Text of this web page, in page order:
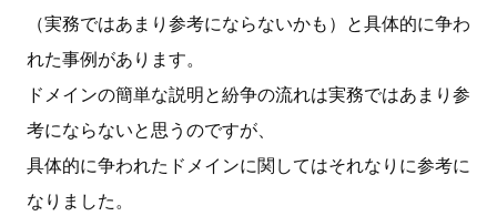
（実務ではあまり参考にならないかも）と具体的に争わ
れた事例があります。
ドメインの簡単な説明と紛争の流れは実務ではあまり参
考にならないと思うのですが、
具体的に争われたドメインに関してはそれなりに参考に
なりました。